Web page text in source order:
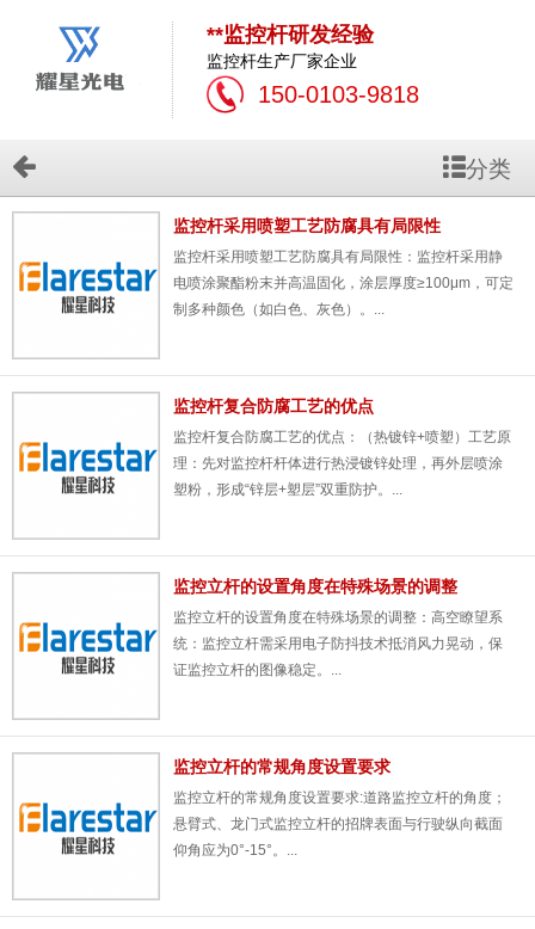
**监控杆研发经验
监控杆生产厂家企业
150-0103-9818
分类
监控杆采用喷塑工艺防腐具有局限性
监控杆​采用喷塑工艺防腐具有局限性：监控杆采用静
电喷涂聚酯粉末并高温固化，涂层厚度≥100μm，可定
制多种颜色（如白色、灰色）。...
监控杆复合防腐工艺的优点
监控杆​复合防腐工艺的优点：（热镀锌+喷塑）工艺原
理：先对监控杆杆体进行热浸镀锌处理，再外层喷涂
塑粉，形成“锌层+塑层”双重防护。...
监控立杆的设置角度在特殊场景的调整
监控立杆​的设置角度在特殊场景的调整：高空瞭望系
统：监控立杆需采用电子防抖技术抵消风力晃动，保
证监控立杆的图像稳定。...
监控立杆的常规角度设置要求
监控立杆​的常规角度设置要求:道路监控立杆的角度；
悬臂式、龙门式监控立杆的招牌表面与行驶纵向截面
仰角应为0°-15°。...